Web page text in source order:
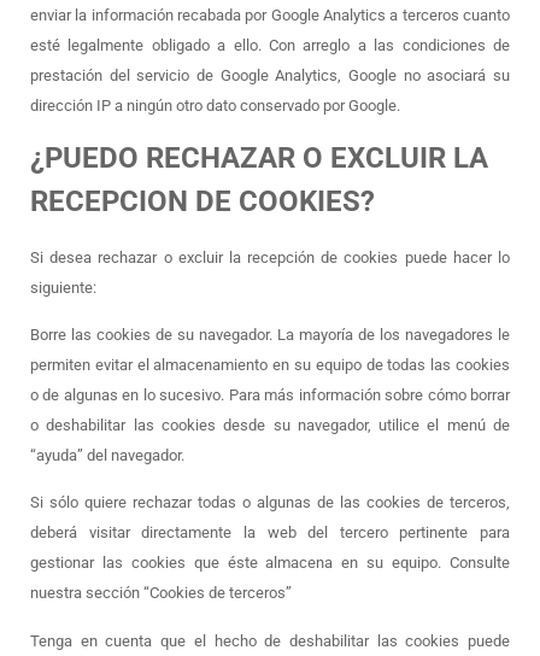
enviar la información recabada por Google Analytics a terceros cuanto
esté legalmente obligado a ello. Con arreglo a las condiciones de
prestación del servicio de Google Analytics, Google no asociará su
dirección IP a ningún otro dato conservado por Google.
¿PUEDO RECHAZAR O EXCLUIR LA
RECEPCION DE COOKIES?
Si desea rechazar o excluir la recepción de cookies puede hacer lo
siguiente:
Borre las cookies de su navegador. La mayoría de los navegadores le
permiten evitar el almacenamiento en su equipo de todas las cookies
o de algunas en lo sucesivo. Para más información sobre cómo borrar
o deshabilitar las cookies desde su navegador, utilice el menú de
“ayuda” del navegador.
Si sólo quiere rechazar todas o algunas de las cookies de terceros,
deberá visitar directamente la web del tercero pertinente para
gestionar las cookies que éste almacena en su equipo. Consulte
nuestra sección “Cookies de terceros”
Tenga en cuenta que el hecho de deshabilitar las cookies puede